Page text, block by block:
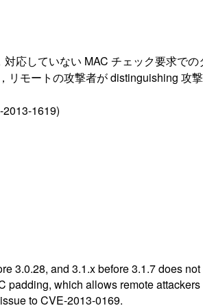
応していない MAC チェック要求で
モートの攻撃者が distinguishing 攻
1619)
3.0.28, and 3.1.x before 3.1.7 does
which allows remote
to CVE-2013-0169.